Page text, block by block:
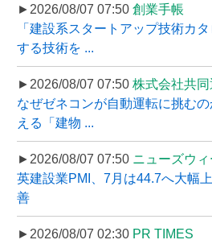
►2026/08/07 07:50 創業手帳
「建設系スタートアップ技術カ
する技術を ...
►2026/08/07 07:50 株式会社共同
なぜゼネコンが自動運転に挑む
える「建物 ...
►2026/08/07 07:50 ニューズウ
英建設業PMI、7月は44.7へ大幅
善
►2026/08/07 02:30 PR TIMES